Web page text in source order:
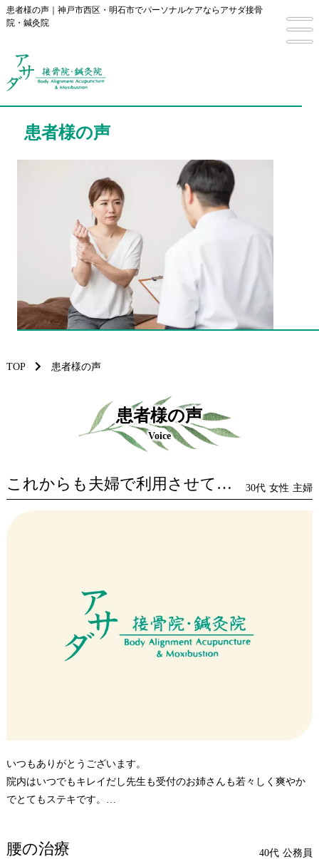
患者様の声｜神戸市西区・明石市でパーソナルケアならアサダ接骨
院・鍼灸院
患者様の声
TOP 患者様の声
患者様の声
Voice
これからも夫婦で利用させていただきます 30代 女性 主婦
いつもありがとうございます。
院内はいつでもキレイだし先生も受付のお姉さんも若々しく爽やか
でとてもステキです。
腰の治療 40代 公務員